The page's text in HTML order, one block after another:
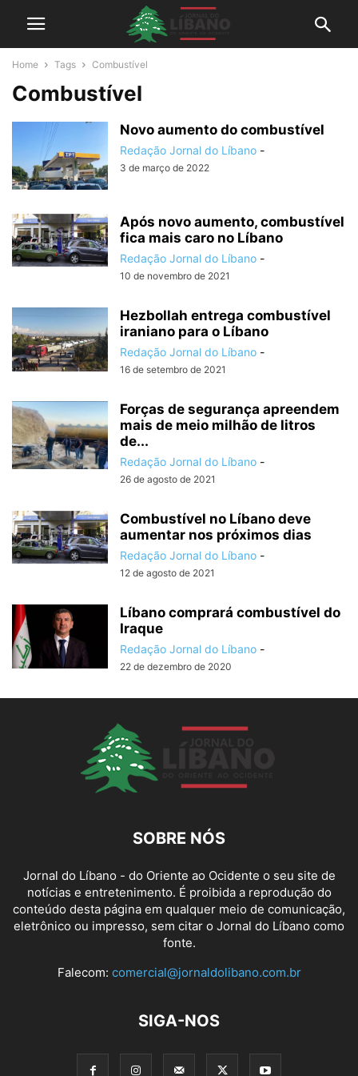
Home Tags Combustível
Combustível
Novo aumento do combustível
Redação Jornal do Líbano -
3 de março de 2022
Após novo aumento, combustível
fica mais caro no Líbano
Redação Jornal do Líbano -
10 de novembro de 2021
Hezbollah entrega combustível
iraniano para o Líbano
Redação Jornal do Líbano -
16 de setembro de 2021
Forças de segurança apreendem
mais de meio milhão de litros
de...
Redação Jornal do Líbano -
26 de agosto de 2021
Combustível no Líbano deve
aumentar nos próximos dias
Redação Jornal do Líbano -
12 de agosto de 2021
Líbano comprará combustível do
Iraque
Redação Jornal do Líbano -
22 de dezembro de 2020
SOBRE NÓS
Jornal do Líbano - do Oriente ao Ocidente o seu site de
notícias e entretenimento. É proibida a reprodução do
conteúdo desta página em qualquer meio de comunicação,
eletrônico ou impresso, sem citar o Jornal do Líbano como
fonte.
Falecom: comercial@jornaldolibano.com.br
SIGA-NOS